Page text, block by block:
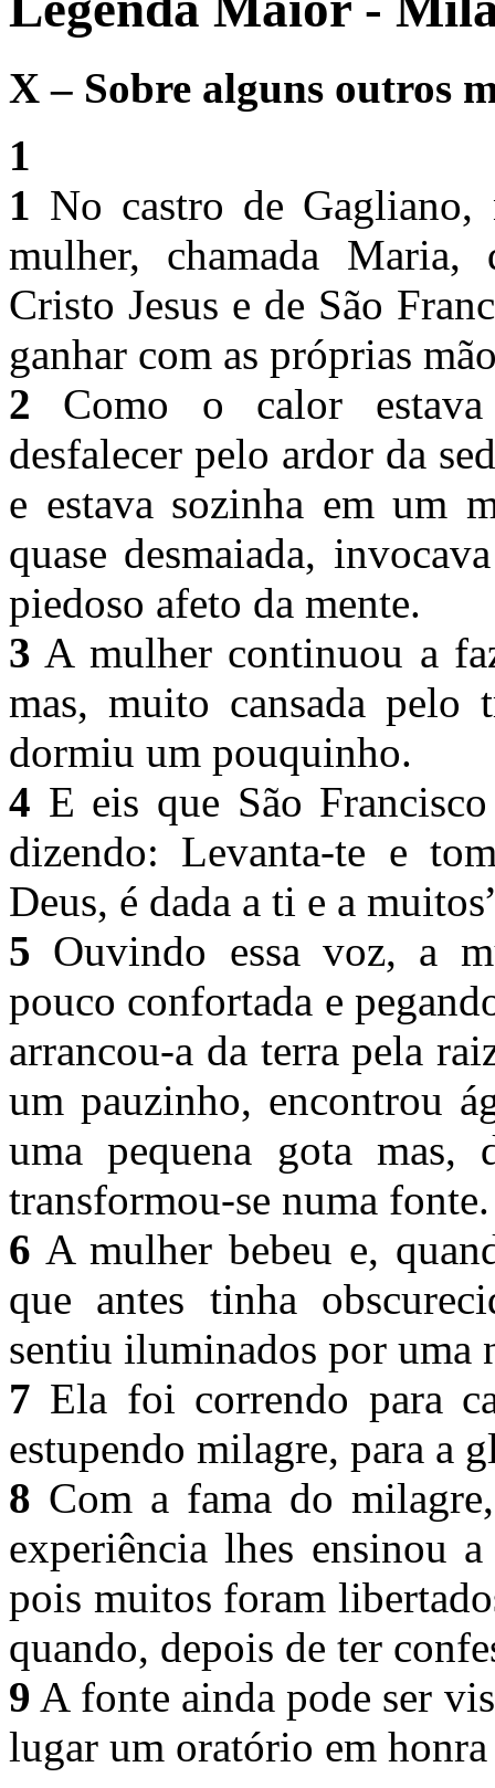
X – Sobre alguns outros
1
1 No castro de Gagliano,
mulher, chamada
Cristo Jesus e de São
ganhar com as próprias
2 Como o calor estava
desfalecer pelo ardor da
e estava sozinha em um
quase desmaiada,
piedoso afeto da mente.
3 A mulher continuou a
mas, muito cansada pelo
dormiu um pouquinho.
4 E eis que São
dizendo: Levanta-te e
Deus, é dada a ti e a
5 Ouvindo essa voz, a
pouco confortada e
arrancou-a da terra pela
um pauzinho, encontrou
uma pequena gota mas,
transformou-se numa
6 A mulher bebeu e,
que antes tinha
sentiu iluminados por uma
7 Ela foi correndo para
estupendo milagre, para a
8 Com a fama do
experiência lhes ensinou
pois muitos foram
quando, depois de ter
9 A fonte ainda pode ser
lugar um oratório em